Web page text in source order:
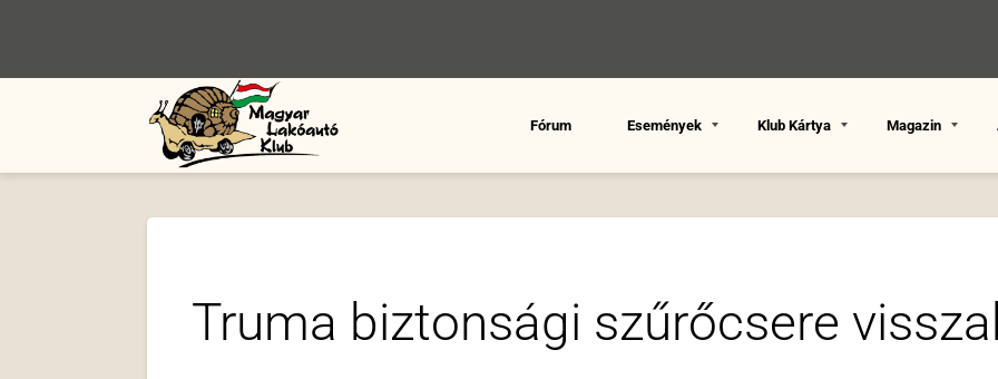
Fórum Események Klub Kártya Magazin
Truma biztonsági szűrőcsere